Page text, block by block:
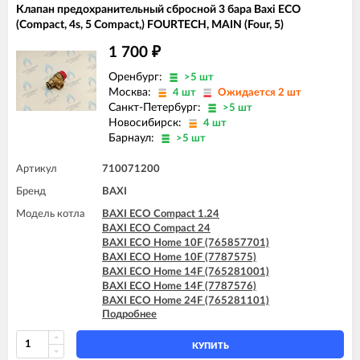
BAXI ECO Home 24F (7729464)
BAXI ECO Home 24F (7787577)
BAXI ECO-4s 10 F
BAXI ECO-4s 18 F
BAXI ECO-4s 24
BAXI ECO-4s 24 F
BAXI FOURTECH 1.14
BAXI FOURTECH 1.14 F
BAXI FOURTECH 1.24
BAXI FOURTECH 24 (CSB)
BAXI FOURTECH 24 (CSR)
BAXI FOURTECH 24 F (CSR)
BAXI MAIN Four 18 F (серая панель)
BAXI MAIN Four 24
BAXI MAIN Four 240 F (белая панель)
Клапан предохранительный сбросной 3 бара Baxi ECO
(Compact, 4s, 5 Compact,) FOURTECH, MAIN (Four, 5)
1 700 ₽
Оренбург: >5 шт
Москва: 4 шт Ожидается 2 шт
Санкт-Петербург: >5 шт
Новосибирск: 4 шт
Барнаул: >5 шт
Артикул 710071200
Бренд BAXI
Модель котла
BAXI ECO Compact 1.24
BAXI ECO Compact 24
BAXI ECO Home 10F (765857701)
BAXI ECO Home 10F (7787575)
BAXI ECO Home 14F (765281001)
BAXI ECO Home 14F (7787576)
BAXI ECO Home 24F (765281101)
BAXI ECO Home 24F (7787577)
BAXI ECO-4s 1.24 F
BAXI ECO-5 Compact 1.24
Подробнее
КУПИТЬ